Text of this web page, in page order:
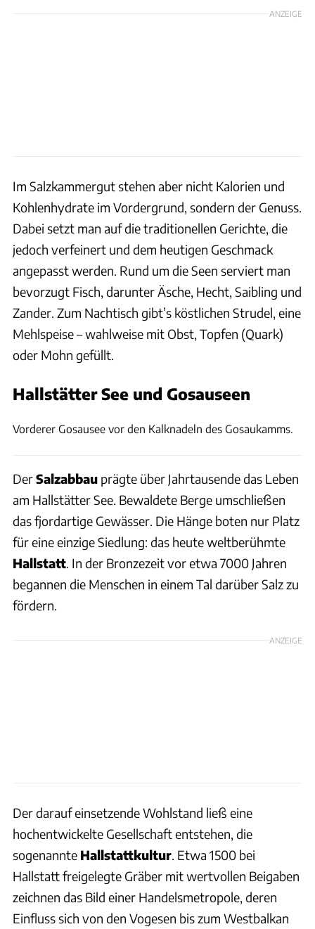
ANZEIGE
Im Salzkammergut stehen aber nicht Kalorien und
Kohlenhydrate im Vordergrund, sondern der Genuss.
Dabei setzt man auf die traditionellen Gerichte, die
jedoch verfeinert und dem heutigen Geschmack
angepasst werden. Rund um die Seen serviert man
bevorzugt Fisch, darunter Äsche, Hecht, Saibling und
Zander. Zum Nachtisch gibt’s köstlichen Strudel, eine
Mehlspeise – wahlweise mit Obst, Topfen (Quark)
oder Mohn gefüllt.
Hallstätter See und Gosauseen
Vorderer Gosausee vor den Kalknadeln des Gosaukamms.
DerSalzabbau prägte über Jahrtausende das Leben
am Hallstätter See. Bewaldete Berge umschließen
das fjordartige Gewässer. Die Hänge boten nur Platz
für eine einzige Siedlung: das heute weltberühmte
Hallstatt. In der Bronzezeit vor etwa 7000 Jahren
begannen die Menschen in einem Tal darüber Salz zu
fördern.
ANZEIGE
Der darauf einsetzende Wohlstand ließ eine
hochentwickelte Gesellschaft entstehen, die
sogenannte Hallstattkultur. Etwa 1500 bei
Hallstatt freigelegte Gräber mit wertvollen Beigaben
zeichnen das Bild einer Handelsmetropole, deren
Einfluss sich von den Vogesen bis zum Westbalkan